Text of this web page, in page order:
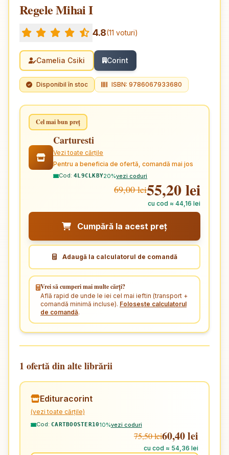
Regele Mihai I
4.8(11 voturi)
Camelia Csiki Corint
Disponibil în stoc ISBN: 9786067933680
Cel mai bun preț
Carturesti
Vezi toate cărțile
Pentru a beneficia de ofertă, comandă mai jos
Cod: 4L9CLKBY20%vezi coduri
69,00 lei55,20 lei
cu cod ≈ 44,16 lei
Cumpără la acest preț
Adaugă la calculatorul de comandă
Vrei să cumperi mai multe cărți?
Află rapid de unde le iei cel mai ieftin (transport +
comandă minimă incluse). Folosește calculatorul
de comandă.
1 ofertă din alte librării
Edituracorint
(vezi toate cărțile)
Cod: CARTBOOSTER1010%vezi coduri
75,50 lei60,40 lei
cu cod ≈ 54,36 lei